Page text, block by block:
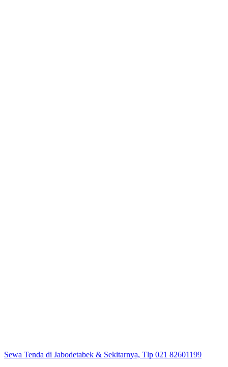
Sewa Tenda di Jabodetabek & Sekitarnya, Tlp 021 82601199